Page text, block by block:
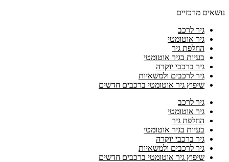
נושאים מרכזיים
גיר לרכב
גיר אוטומטי
החלפת גיר
בעיות בגיר אוטומטי
גיר ברכבי יוקרה
גיר לרכבים ולמשאיות
שיפוץ גיר אוטומטי ברכבים חדשים
גיר לרכב
גיר אוטומטי
החלפת גיר
בעיות בגיר אוטומטי
גיר ברכבי יוקרה
גיר לרכבים ולמשאיות
שיפוץ גיר אוטומטי ברכבים חדשים